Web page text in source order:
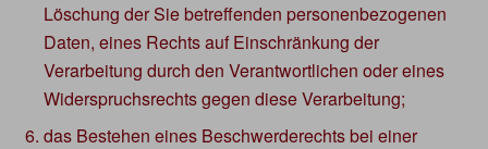
Löschung der Sie betreffenden personenbezogenen
Daten, eines Rechts auf Einschränkung der
Verarbeitung durch den Verantwortlichen oder eines
Widerspruchsrechts gegen diese Verarbeitung;
das Bestehen eines Beschwerderechts bei einer